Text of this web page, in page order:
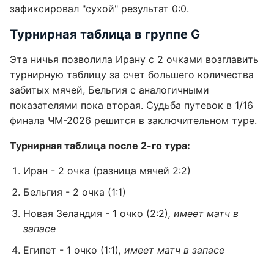
зафиксировал "сухой" результат 0:0.
Турнирная таблица в группе G
Эта ничья позволила Ирану с 2 очками возглавить
турнирную таблицу за счет большего количества
забитых мячей, Бельгия с аналогичными
показателями пока вторая. Судьба путевок в 1/16
финала ЧМ-2026 решится в заключительном туре.
Турнирная таблица после 2-го тура:
Иран - 2 очка (разница мячей 2:2)
Бельгия - 2 очка (1:1)
Новая Зеландия - 1 очко (2:2), имеет матч в
запасе
Египет - 1 очко (1:1), имеет матч в запасе